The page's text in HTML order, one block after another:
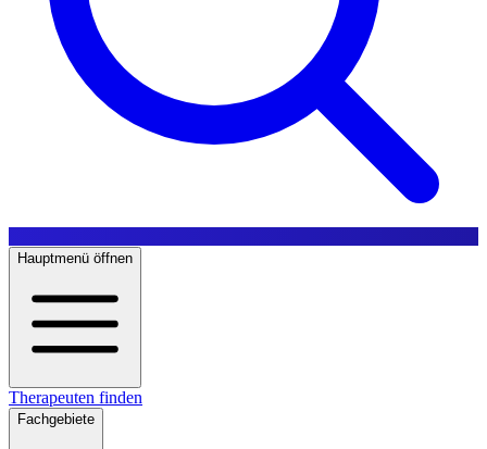
Hauptmenü öffnen
Therapeuten finden
Fachgebiete